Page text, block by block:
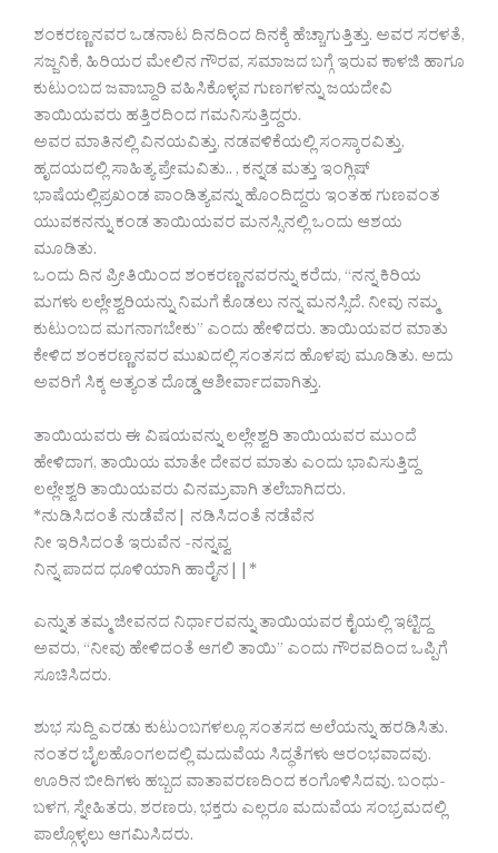
ಶಂಕರಣ್ಣನವರ ಒಡನಾಟ ದಿನದಿಂದ ದಿನಕ್ಕೆ ಹೆಚ್ಚಾಗುತ್ತಿತ್ತು. ಅವರ ಸರಳತೆ,
ಸಜ್ಜನಿಕೆ, ಹಿರಿಯರ ಮೇಲಿನ ಗೌರವ, ಸಮಾಜದ ಬಗ್ಗೆ ಇರುವ ಕಾಳಜಿ ಹಾಗೂ
ಕುಟುಂಬದ ಜವಾಬ್ದಾರಿ ವಹಿಸಿಕೊಳ್ಳವ ಗುಣಗಳನ್ನು ಜಯದೇವಿ
ತಾಯಿಯವರು ಹತ್ತಿರದಿಂದ ಗಮನಿಸುತ್ತಿದ್ದರು.
ಅವರ ಮಾತಿನಲ್ಲಿ ವಿನಯವಿತ್ತು, ನಡವಳಿಕೆಯಲ್ಲಿ ಸಂಸ್ಕಾರವಿತ್ತು,
ಹೃದಯದಲ್ಲಿ ಸಾಹಿತ್ಯ ಪ್ರೇಮವಿತು.. , ಕನ್ನಡ ಮತ್ತು ಇಂಗ್ಲಿಷ್
ಭಾಷೆಯಲ್ಲಿಪ್ರಖಂಡ ಪಾಂಡಿತ್ಯವನ್ನು ಹೊಂದಿದ್ದರು ಇಂತಹ ಗುಣವಂತ
ಯುವಕನನ್ನು ಕಂಡ ತಾಯಿಯವರ ಮನಸ್ಸಿನಲ್ಲಿ ಒಂದು ಆಶಯ
ಮೂಡಿತು.
ಒಂದು ದಿನ ಪ್ರೀತಿಯಿಂದ ಶಂಕರಣ್ಣನವರನ್ನು ಕರೆದು, “ನನ್ನ ಕಿರಿಯ
ಮಗಳು ಲಲ್ಲೇಶ್ವರಿಯನ್ನು ನಿಮಗೆ ಕೊಡಲು ನನ್ನ ಮನಸ್ಸಿದೆ. ನೀವು ನಮ್ಮ
ಕುಟುಂಬದ ಮಗನಾಗಬೇಕು” ಎಂದು ಹೇಳಿದರು. ತಾಯಿಯವರ ಮಾತು
ಕೇಳಿದ ಶಂಕರಣ್ಣನವರ ಮುಖದಲ್ಲಿ ಸಂತಸದ ಹೊಳಪು ಮೂಡಿತು. ಅದು
ಅವರಿಗೆ ಸಿಕ್ಕ ಅತ್ಯಂತ ದೊಡ್ಡ ಆಶೀರ್ವಾದವಾಗಿತ್ತು.
ತಾಯಿಯವರು ಈ ವಿಷಯವನ್ನು ಲಲ್ಲೇಶ್ವರಿ ತಾಯಿಯವರ ಮುಂದೆ
ಹೇಳಿದಾಗ, ತಾಯಿಯ ಮಾತೇ ದೇವರ ಮಾತು ಎಂದು ಭಾವಿಸುತ್ತಿದ್ದ
ಲಲ್ಲೇಶ್ವರಿ ತಾಯಿಯವರು ವಿನಮ್ರವಾಗಿ ತಲೆಬಾಗಿದರು.
*ನುಡಿಸಿದಂತೆ ನುಡೆವೆನ| ನಡಿಸಿದಂತೆ ನಡೆವೆನ
ನೀ ಇರಿಸಿದಂತೆ ಇರುವೆನ -ನನ್ನವ್ವ
ನಿನ್ನ ಪಾದದ ಧೂಳಿಯಾಗಿ ಹಾರೈನ||*
ಎನ್ನುತ ತಮ್ಮ ಜೀವನದ ನಿರ್ಧಾರವನ್ನು ತಾಯಿಯವರ ಕೈಯಲ್ಲಿ ಇಟ್ಟಿದ್ದ
ಅವರು, “ನೀವು ಹೇಳಿದಂತೆ ಆಗಲಿ ತಾಯಿ” ಎಂದು ಗೌರವದಿಂದ ಒಪ್ಪಿಗೆ
ಸೂಚಿಸಿದರು.
ಶುಭ ಸುದ್ದಿ ಎರಡು ಕುಟುಂಬಗಳಲ್ಲೂ ಸಂತಸದ ಅಲೆಯನ್ನು ಹರಡಿಸಿತು.
ನಂತರ ಬೈಲಹೊಂಗಲದಲ್ಲಿ ಮದುವೆಯ ಸಿದ್ಧತೆಗಳು ಆರಂಭವಾದವು.
ಊರಿನ ಬೀದಿಗಳು ಹಬ್ಬದ ವಾತಾವರಣದಿಂದ ಕಂಗೊಳಿಸಿದವು. ಬಂಧು-
ಬಳಗ, ಸ್ನೇಹಿತರು, ಶರಣರು, ಭಕ್ತರು ಎಲ್ಲರೂ ಮದುವೆಯ ಸಂಭ್ರಮದಲ್ಲಿ
ಪಾಲ್ಗೊಳ್ಳಲು ಆಗಮಿಸಿದರು.